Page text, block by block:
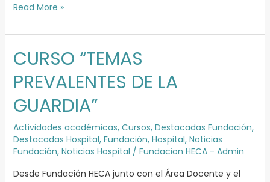
Read More »
CURSO “TEMAS
PREVALENTES DE LA
GUARDIA”
Actividades académicas, Cursos, Destacadas Fundación,
Destacadas Hospital, Fundación, Hospital, Noticias
Fundación, Noticias Hospital / Fundacion HECA - Admin
Desde Fundación HECA junto con el Área Docente y el
CURSO
PREVALENTES
DE
GUARDIA”